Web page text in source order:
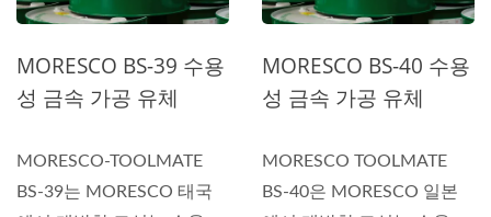
MORESCO BS-39 수용
성 금속 가공 유체
MORESCO-TOOLMATE
BS-39는 MORESCO 태국
MORESCO BS-40 수용
성 금속 가공 유체
MORESCO TOOLMATE
BS-40은 MORESCO 일본